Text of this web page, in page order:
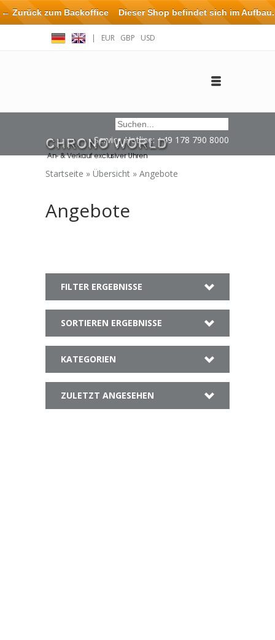
| EUR GBP USD
Service Hotline: +49 178 790 8000
Startseite » Übersicht » Angebote
Angebote
FILTER ERGEBNISSE
SORTIEREN ERGEBNISSE
KATEGORIEN
ZULETZT ANGESEHEN
← Zurück zum BackofficeDieser Shop befindet sich im Aufbau.
Eventuell können nicht alle Bestellungen eingehalten oder erfüllt